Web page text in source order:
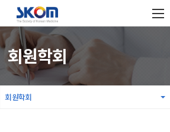
회원학회
회원학회